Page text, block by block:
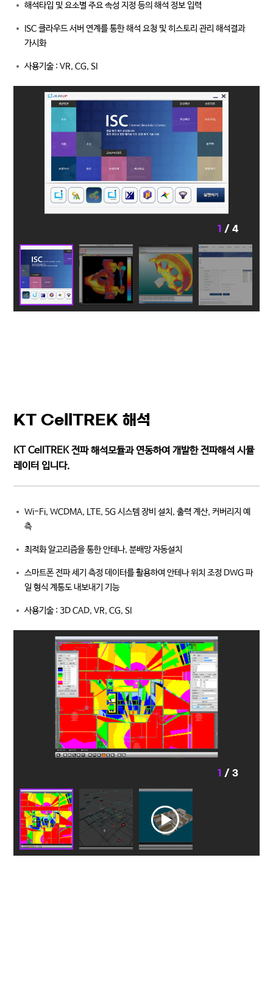
해석타입 및 요소별 주요 속성 지정 등의 해석 정보 입력
ISC 클라우드 서버 연계를 통한 해석 요청 및 히스토리 관리 해석결과
가시화
사용기술 : VR, CG, SI
1 / 4
1 / 3
KT CellTREK 해석
KT CellTREK 전파 해석모듈과 연동하여 개발한 전파해석 시뮬
레이터 입니다.
Wi-Fi, WCDMA, LTE, 5G 시스템 장비 설치, 출력 계산, 커버리지 예
측
최적화 알고리즘을 통한 안테나, 분배망 자동설치
스마트폰 전파 세기 측정 데이터를 활용하여 안테나 위치 조정 DWG 파
일 형식 계통도 내보내기 기능
사용기술 : 3D CAD, VR, CG, SI